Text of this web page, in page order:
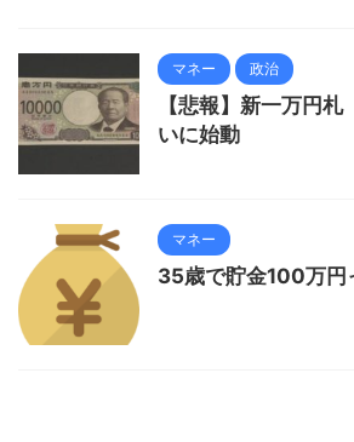
マネー 政治
【悲報】新一万円
いに始動
マネー
35歳で貯金100万円